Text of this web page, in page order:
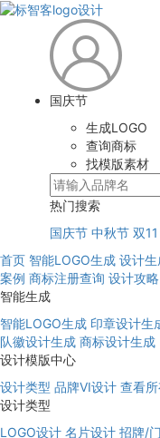
国庆节
生成LOGO
查询商标
找模版素材
热门搜索
国庆节 中秋节 双11
首页 智能LOGO生成 设计生
案例 商标注册查询 设计攻略
智能生成
智能LOGO生成 印章设计生
队徽设计生成 商标设计生成
设计模版中心
设计类型 品牌VI设计 查看
设计类型
LOGO设计 名片设计 招牌/